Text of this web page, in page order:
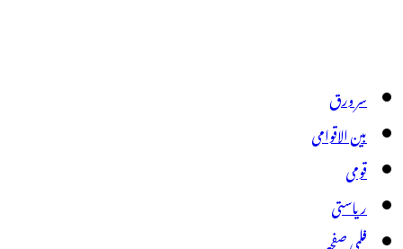
سر ورق
بین الاقوامی
قومی
ریاستی
فلمی صفحہ